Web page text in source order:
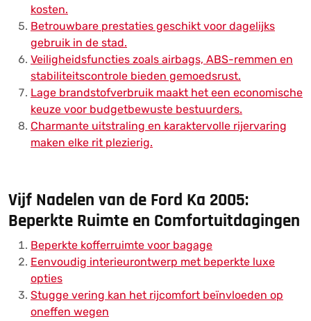
kosten.
Betrouwbare prestaties geschikt voor dagelijks
gebruik in de stad.
Veiligheidsfuncties zoals airbags, ABS-remmen en
stabiliteitscontrole bieden gemoedsrust.
Lage brandstofverbruik maakt het een economische
keuze voor budgetbewuste bestuurders.
Charmante uitstraling en karaktervolle rijervaring
maken elke rit plezierig.
Vijf Nadelen van de Ford Ka 2005:
Beperkte Ruimte en Comfortuitdagingen
Beperkte kofferruimte voor bagage
Eenvoudig interieurontwerp met beperkte luxe
opties
Stugge vering kan het rijcomfort beïnvloeden op
oneffen wegen